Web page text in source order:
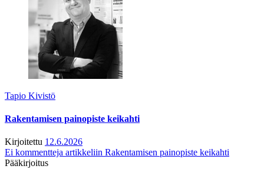
Tapio Kivistö
Rakentamisen painopiste keikahti
Kirjoitettu 12.6.2026
Ei kommentteja artikkeliin Rakentamisen painopiste keikahti
Pääkirjoitus